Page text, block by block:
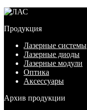
Продукция
Лазерные системы
Лазерные диоды
Лазерные модули
Оптика
Аксессуары
Архив продукции